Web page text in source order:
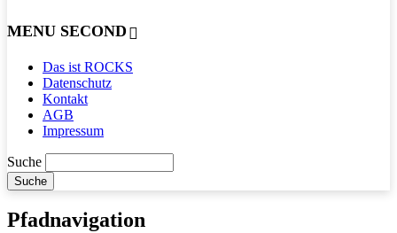
MENU SECOND
Das ist ROCKS
Datenschutz
Kontakt
AGB
Impressum
Suche
Pfadnavigation